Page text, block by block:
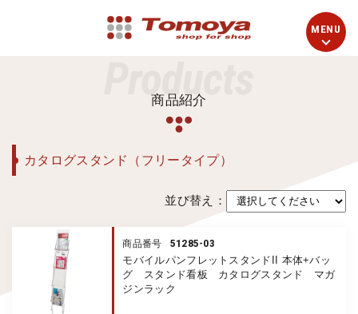
Products
商品紹介
カタログスタンド（フリータイプ）
並び替え：
商品番号 51285-03
モバイルパンフレットスタンドII 本体+バッ
グ スタンド看板 カタログスタンド マガ
ジンラック